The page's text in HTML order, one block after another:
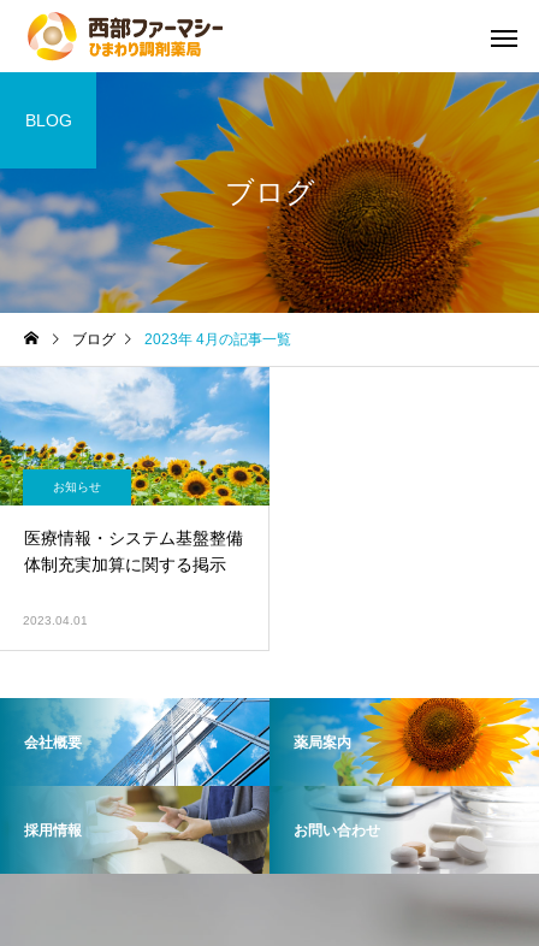
ブログ
BLOG
ブログ 2023年 4月の記事一覧
お知らせ
医療情報・システム基盤整備
体制充実加算に関する掲示
2023.04.01
会社概要 薬局案内
採用情報 お問い合わせ